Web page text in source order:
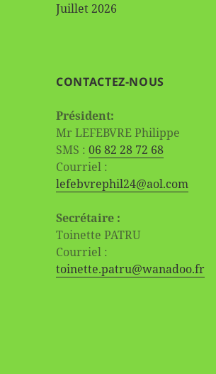
Juillet 2026
CONTACTEZ-NOUS
Président:
Mr LEFEBVRE Philippe
SMS :06 82 28 72 68
Courriel :
lefebvrephil24@aol.com
Secrétaire :
Toinette PATRU
Courriel :
toinette.patru@wanadoo.fr